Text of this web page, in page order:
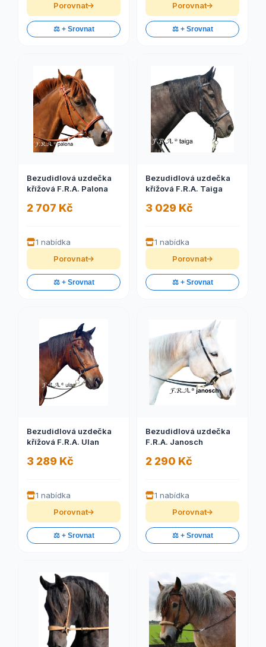
Porovnat
⚖️ + Srovnat
Porovnat
⚖️ + Srovnat
Bezudidlová uzdečka
křížová F.R.A. Palona
2 707 Kč
1 nabídka
Porovnat
⚖️ + Srovnat
Bezudidlová uzdečka
křížová F.R.A. Taiga
3 029 Kč
1 nabídka
Porovnat
⚖️ + Srovnat
Bezudidlová uzdečka
křížová F.R.A. Ulan
3 289 Kč
1 nabídka
Porovnat
⚖️ + Srovnat
Bezudidlová uzdečka
F.R.A. Janosch
2 290 Kč
1 nabídka
Porovnat
⚖️ + Srovnat